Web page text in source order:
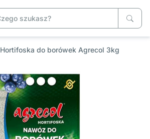
Hortifoska do borówek Agrecol 3kg